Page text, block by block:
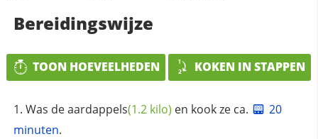
Bereidingswijze
TOON HOEVEELHEDEN KOKEN IN STAPPEN
Was deaardappels(1.2 kilo) en kook ze ca.
20
minuten.